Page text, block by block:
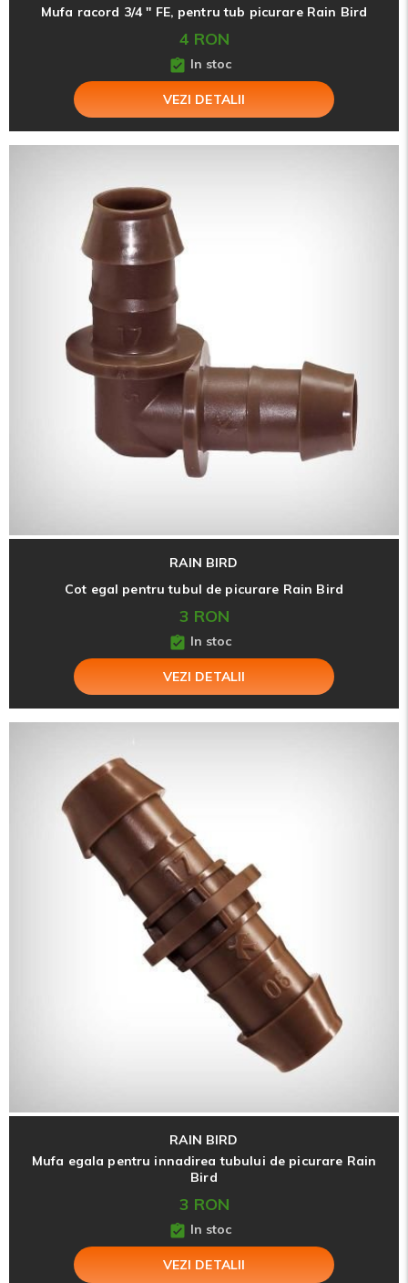
Mufa racord 3/4 '' FE, pentru tub picurare Rain Bird
4 RON
In stoc
VEZI DETALII
RAIN BIRD
Cot egal pentru tubul de picurare Rain Bird
3 RON
In stoc
VEZI DETALII
RAIN BIRD
Mufa egala pentru innadirea tubului de picurare Rain
Bird
3 RON
In stoc
VEZI DETALII